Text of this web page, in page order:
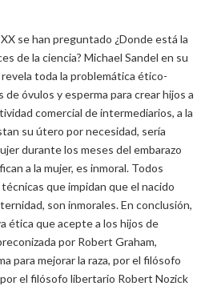
se han preguntado ¿Donde está la
de la ciencia? Michael Sandel en su
revela toda la problemática ético-
óvulos y esperma para crear hijos a
comercial de intermediarios, a la
su útero por necesidad, sería
durante los meses del embarazo
a la mujer, es inmoral. Todos
que impidan que el nacido
son inmorales. En conclusión,
ética que acepte a los hijos de
por Robert Graham,
para mejorar la raza, por el filósofo
el filósofo libertario Robert Nozick